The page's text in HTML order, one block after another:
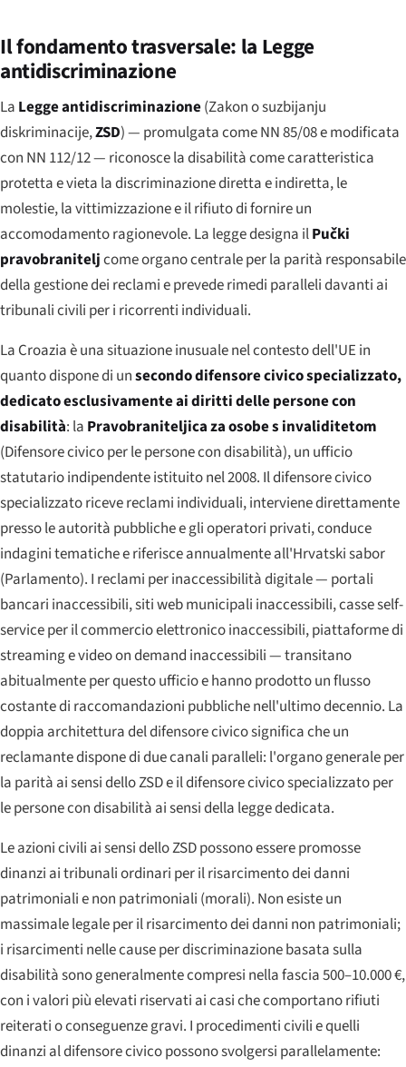
Il fondamento trasversale: la Legge
antidiscriminazione
La Legge antidiscriminazione(Zakon o suzbijanju
diskriminacije,ZSD) — promulgata come NN 85/08 e modificata
con NN 112/12 — riconosce la disabilità come caratteristica
protetta e vieta la discriminazione diretta e indiretta, le
molestie, la vittimizzazione e il rifiuto di fornire un
accomodamento ragionevole. La legge designa ilPučki
pravobraniteljcome organo centrale per la parità responsabile
della gestione dei reclami e prevede rimedi paralleli davanti ai
tribunali civili per i ricorrenti individuali.
La Croazia è una situazione inusuale nel contesto dell'UE in
quanto dispone di unsecondo difensore civico specializzato,
dedicato esclusivamente ai diritti delle persone con
disabilità: la Pravobraniteljica za osobe s invaliditetom
(Difensore civico per le persone con disabilità), un ufficio
statutario indipendente istituito nel 2008. Il difensore civico
specializzato riceve reclami individuali, interviene direttamente
presso le autorità pubbliche e gli operatori privati, conduce
indagini tematiche e riferisce annualmente all'Hrvatski sabor
(Parlamento). I reclami per inaccessibilità digitale — portali
bancari inaccessibili, siti web municipali inaccessibili, casse self-
service per il commercio elettronico inaccessibili, piattaforme di
streaming e video on demand inaccessibili — transitano
abitualmente per questo ufficio e hanno prodotto un flusso
costante di raccomandazioni pubbliche nell'ultimo decennio. La
doppia architettura del difensore civico significa che un
reclamante dispone di due canali paralleli: l'organo generale per
la parità ai sensi dello ZSD e il difensore civico specializzato per
le persone con disabilità ai sensi della legge dedicata.
Le azioni civili ai sensi dello ZSD possono essere promosse
dinanzi ai tribunali ordinari per il risarcimento dei danni
patrimoniali e non patrimoniali (morali). Non esiste un
massimale legale per il risarcimento dei danni non patrimoniali;
i risarcimenti nelle cause per discriminazione basata sulla
disabilità sono generalmente compresi nella fascia 500–10.000 €,
con i valori più elevati riservati ai casi che comportano rifiuti
reiterati o conseguenze gravi. I procedimenti civili e quelli
dinanzi al difensore civico possono svolgersi parallelamente: